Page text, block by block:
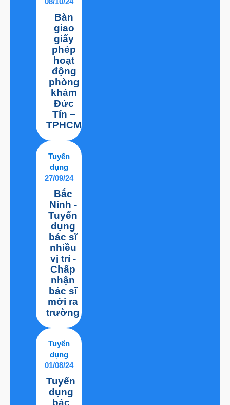
Bàn
giao
giấy
phép
hoạt
động
phòng
khám
Đức
Tín –
TPHCM
Tuyển
dụng
27/09/24
Bắc
Ninh -
Tuyển
dụng
bác sĩ
nhiều
vị trí -
Chấp
nhận
bác sĩ
mới ra
trường
Tuyển
dụng
01/08/24
Tuyển
dụng
bác